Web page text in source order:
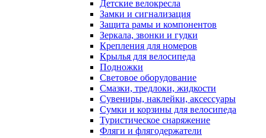
Детские велокресла
Замки и сигнализация
Защита рамы и компонентов
Зеркала, звонки и гудки
Крепления для номеров
Крылья для велосипеда
Подножки
Световое оборудование
Смазки, тредлоки, жидкости
Сувениры, наклейки, аксессуары
Сумки и корзины для велосипеда
Туристическое снаряжение
Фляги и флягодержатели